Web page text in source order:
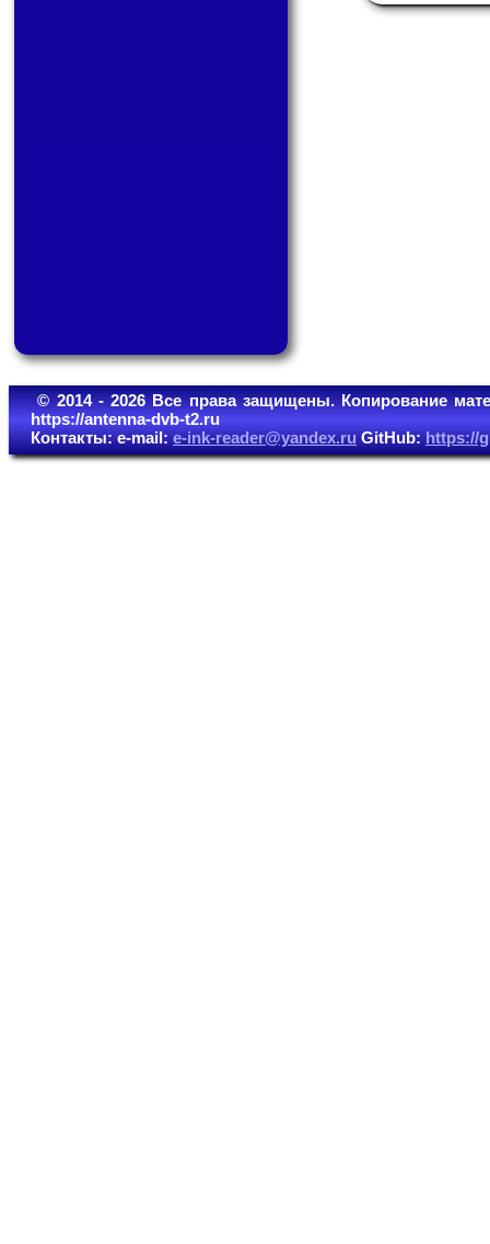
© 2014 - 2026 Все права защищены. Копирование
https://antenna-dvb-t2.ru
Контакты: e-mail:e-ink-reader@yandex.ruGitHub:https://